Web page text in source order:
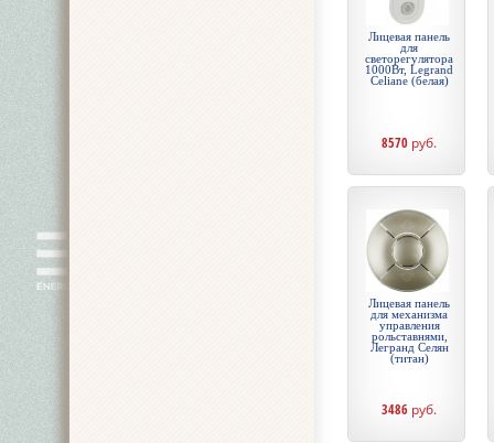
Лицевая панель
для
светорегулятора
1000Вт, Legrand
Celiane (белая)
8570 руб.
Лицевая панель
для механизма
управления
рольставнями,
Легранд Селян
(титан)
3486 руб.